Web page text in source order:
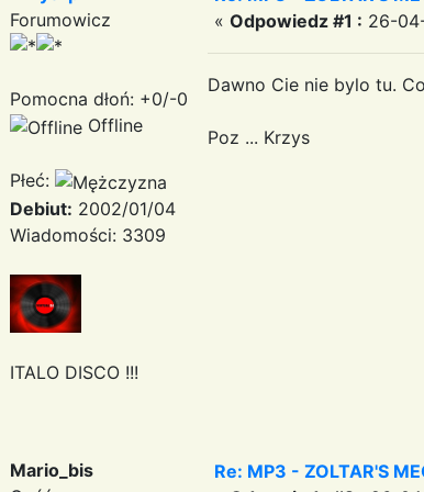
Forumowicz
Pomocna dłoń: +0/-0
Offline
Płeć:
Debiut: 2002/01/04
Wiadomości: 3309
ITALO DISCO !!!
« Odpowiedz #1 : 26-
Dawno Cie nie bylo tu.
Poz ... Krzys
Mario_bis
Re: MP3 - ZOLTAR'S